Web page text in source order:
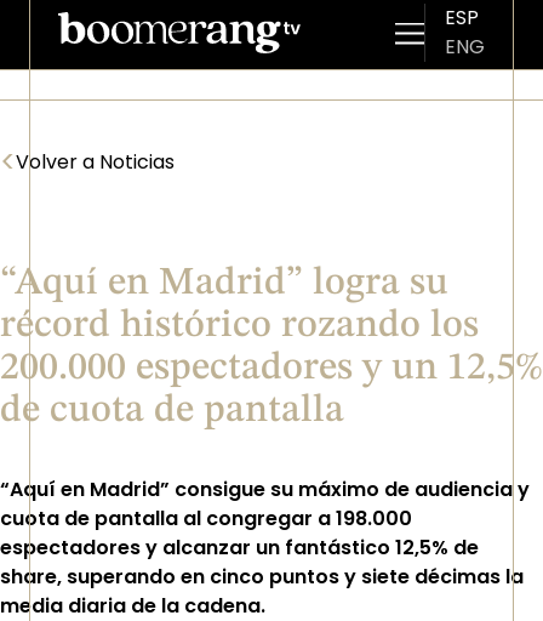
ESP
ENG
<Volver a Noticias
“Aquí en Madrid” logra su
récord histórico rozando los
200.000 espectadores y un 12,5%
de cuota de pantalla
“Aquí en Madrid” consigue su máximo de audiencia y
cuota de pantalla al congregar a 198.000
espectadores y alcanzar un fantástico 12,5% de
share, superando en cinco puntos y siete décimas la
media diaria de la cadena.